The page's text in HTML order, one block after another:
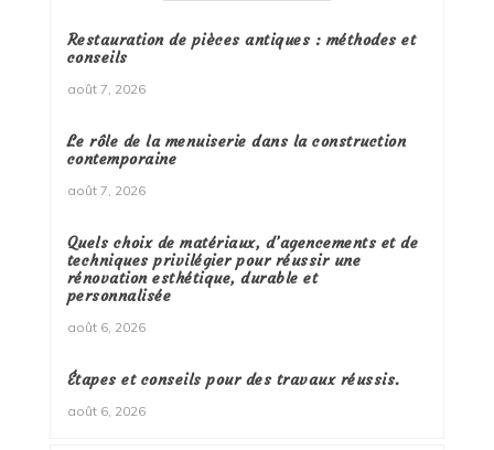
Restauration de pièces antiques : méthodes et
conseils
août 7, 2026
Le rôle de la menuiserie dans la construction
contemporaine
août 7, 2026
Quels choix de matériaux, d’agencements et de
techniques privilégier pour réussir une
rénovation esthétique, durable et
personnalisée
août 6, 2026
Étapes et conseils pour des travaux réussis.
août 6, 2026